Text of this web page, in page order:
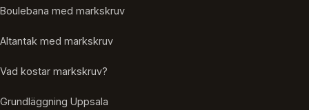
Boulebana med markskruv
Altantak med markskruv
Vad kostar markskruv?
Grundläggning Uppsala